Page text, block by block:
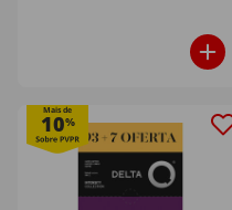
Mais de
10%